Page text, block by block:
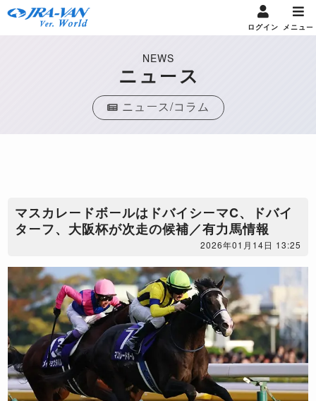
ログイン メニュー
NEWS
ニュース
ニュース/コラム
マスカレードボールはドバイシーマC、ドバイ
ターフ、大阪杯が次走の候補／有力馬情報
2026年01月14日 13:25